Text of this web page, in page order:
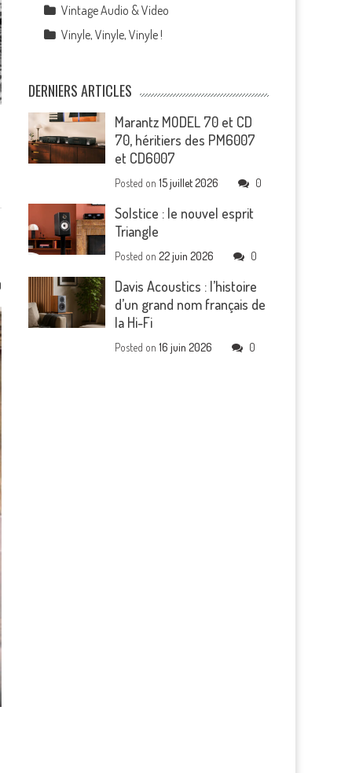
Vintage Audio & Video
Vinyle, Vinyle, Vinyle !
DERNIERS ARTICLES
Marantz MODEL 70 et CD
70, héritiers des PM6007
et CD6007
Posted on15 juillet 2026 0
Solstice : le nouvel esprit
Triangle
Posted on22 juin 2026 0
Davis Acoustics : l’histoire
d’un grand nom français de
la Hi-Fi
Posted on16 juin 2026 0